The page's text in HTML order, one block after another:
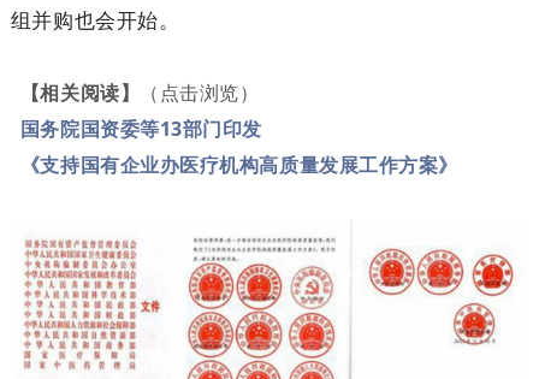
组并购也会开始。
【相关阅读】
（点击浏览）
国务院国资委等13部门印发
《支持国有企业办医疗机构高质量发展工作方案》